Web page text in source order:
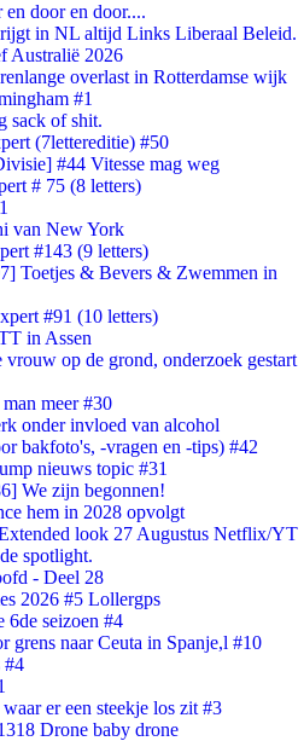
door en door....
in NL altijd Links Liberaal Beleid.
Australië 2026
overlast in Rotterdamse wijk
#1
sack of shit.
(7lettereditie) #50
#44 Vitesse mag weg
# 75 (8 letters)
van New York
#143 (9 letters)
Toetjes & Bevers & Zwemmen in
#91 (10 letters)
in Assen
op de grond, onderzoek gestart
meer #30
onder invloed van alcohol
bakfoto's, -vragen en -tips) #42
nieuws topic #31
We zijn begonnen!
hem in 2028 opvolgt
look 27 Augustus Netflix/YT
spotlight.
- Deel 28
2026 #5 Lollergps
seizoen #4
grens naar Ceuta in Spanje,l #10
#4
er een steekje los zit #3
Drone baby drone